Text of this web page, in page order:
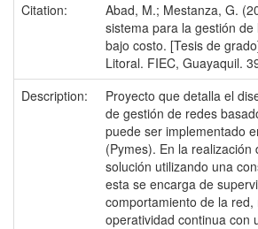
Citation:
Abad, M.; Mestanza, G.
sistema para la gestión
bajo costo. [Tesis de
Litoral. FIEC, Guayaquil.
Description:
Proyecto que detalla el
de gestión de redes
puede ser implementado
(Pymes). En la
solución utilizando una
esta se encarga de
comportamiento de la
operatividad continua con